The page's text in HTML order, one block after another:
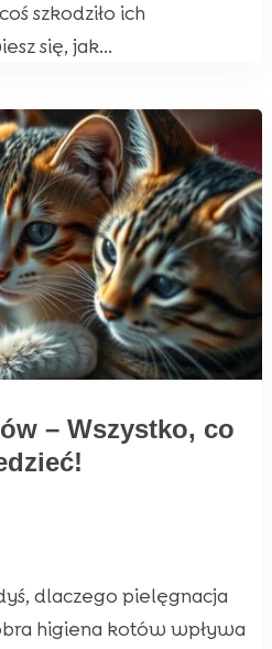
szkodziło ich
się, jak...
– Wszystko, co
dlaczego pielęgnacja
higiena kotów wpływa